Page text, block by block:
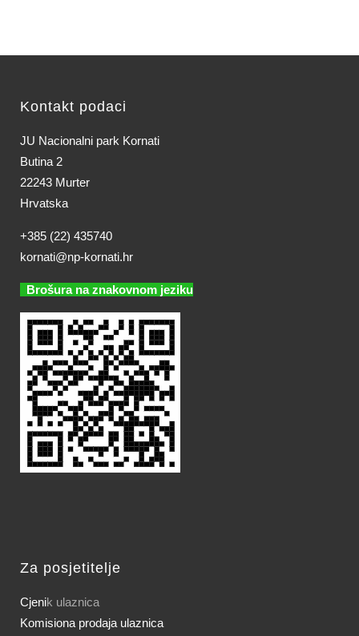
Kontakt podaci
JU Nacionalni park Kornati
Butina 2
22243 Murter
Hrvatska
+385 (22) 435740
kornati@np-kornati.hr
Brošura na znakovnom jeziku
Za posjetitelje
Cjenik ulaznica
Komisiona prodaja ulaznica